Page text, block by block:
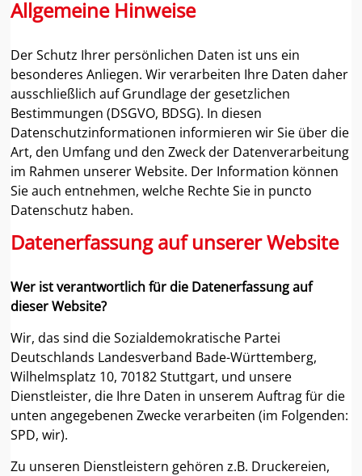
Zum
Inhalt
Allgemeine Hinweise
Der Schutz Ihrer persönlichen Daten ist uns ein
besonderes Anliegen. Wir verarbeiten Ihre Daten daher
ausschließlich auf Grundlage der gesetzlichen
Bestimmungen (DSGVO, BDSG). In diesen
Datenschutzinformationen informieren wir Sie über die
Art, den Umfang und den Zweck der Datenverarbeitung
im Rahmen unserer Website. Der Information können
Sie auch entnehmen, welche Rechte Sie in puncto
Datenschutz haben.
Datenerfassung auf unserer Website
Wer ist verantwortlich für die Datenerfassung auf
dieser Website?
Wir, das sind die Sozialdemokratische Partei
Deutschlands Landesverband Bade-Württemberg,
Wilhelmsplatz 10, 70182 Stuttgart, und unsere
Dienstleister, die Ihre Daten in unserem Auftrag für die
unten angegebenen Zwecke verarbeiten (im Folgenden:
SPD, wir).
Zu unseren Dienstleistern gehören z.B. Druckereien,